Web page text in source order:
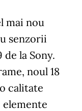
mai nou
senzorii
de la Sony.
noul 18
calitate